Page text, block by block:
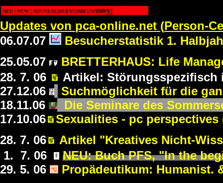
NEU | NEW | NOUVEAU|NUEVO|NIEUW|novyj
Updates von pca-online.net (Person-
06.07.07
Besucherstatistik 1.
25.05.07
BRETTERHAUS: Life
28. 7. 06
Artikel: Störungsspezifisch
27.12.06
Suchmöglichkeit für die
18.11.06
Die Seminare des
17.10.06
Sexualities - pc perspectives
28. 7. 06
Artikel "Kreatives Nicht-
1. 7. 06
NEU: Buch PFS, "In the
29. 5. 06
Propädeutikum: Humanist.